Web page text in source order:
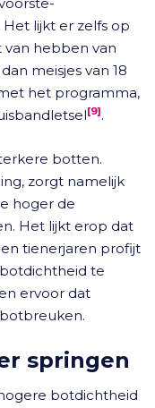
Het lijkt er zelfs op
van hebben van
meisjes van 18
het programma,
[9].
botten.
zorgt namelijk
hoger de
Het lijkt erop dat
tienerjaren profijt
te
ervoor dat
springen
botdichtheid